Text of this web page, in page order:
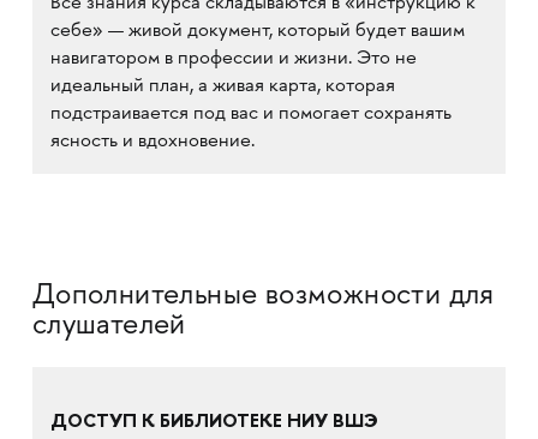
Все знания курса складываются в «инструкцию к
себе» — живой документ, который будет вашим
навигатором в профессии и жизни. Это не
идеальный план, а живая карта, которая
подстраивается под вас и помогает сохранять
ясность и вдохновение.
Дополнительные возможности для
слушателей
ДОСТУП К БИБЛИОТЕКЕ НИУ ВШЭ